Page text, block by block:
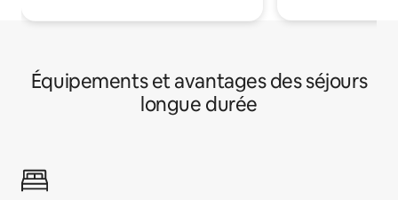
Équipements et avantages des séjours
longue durée